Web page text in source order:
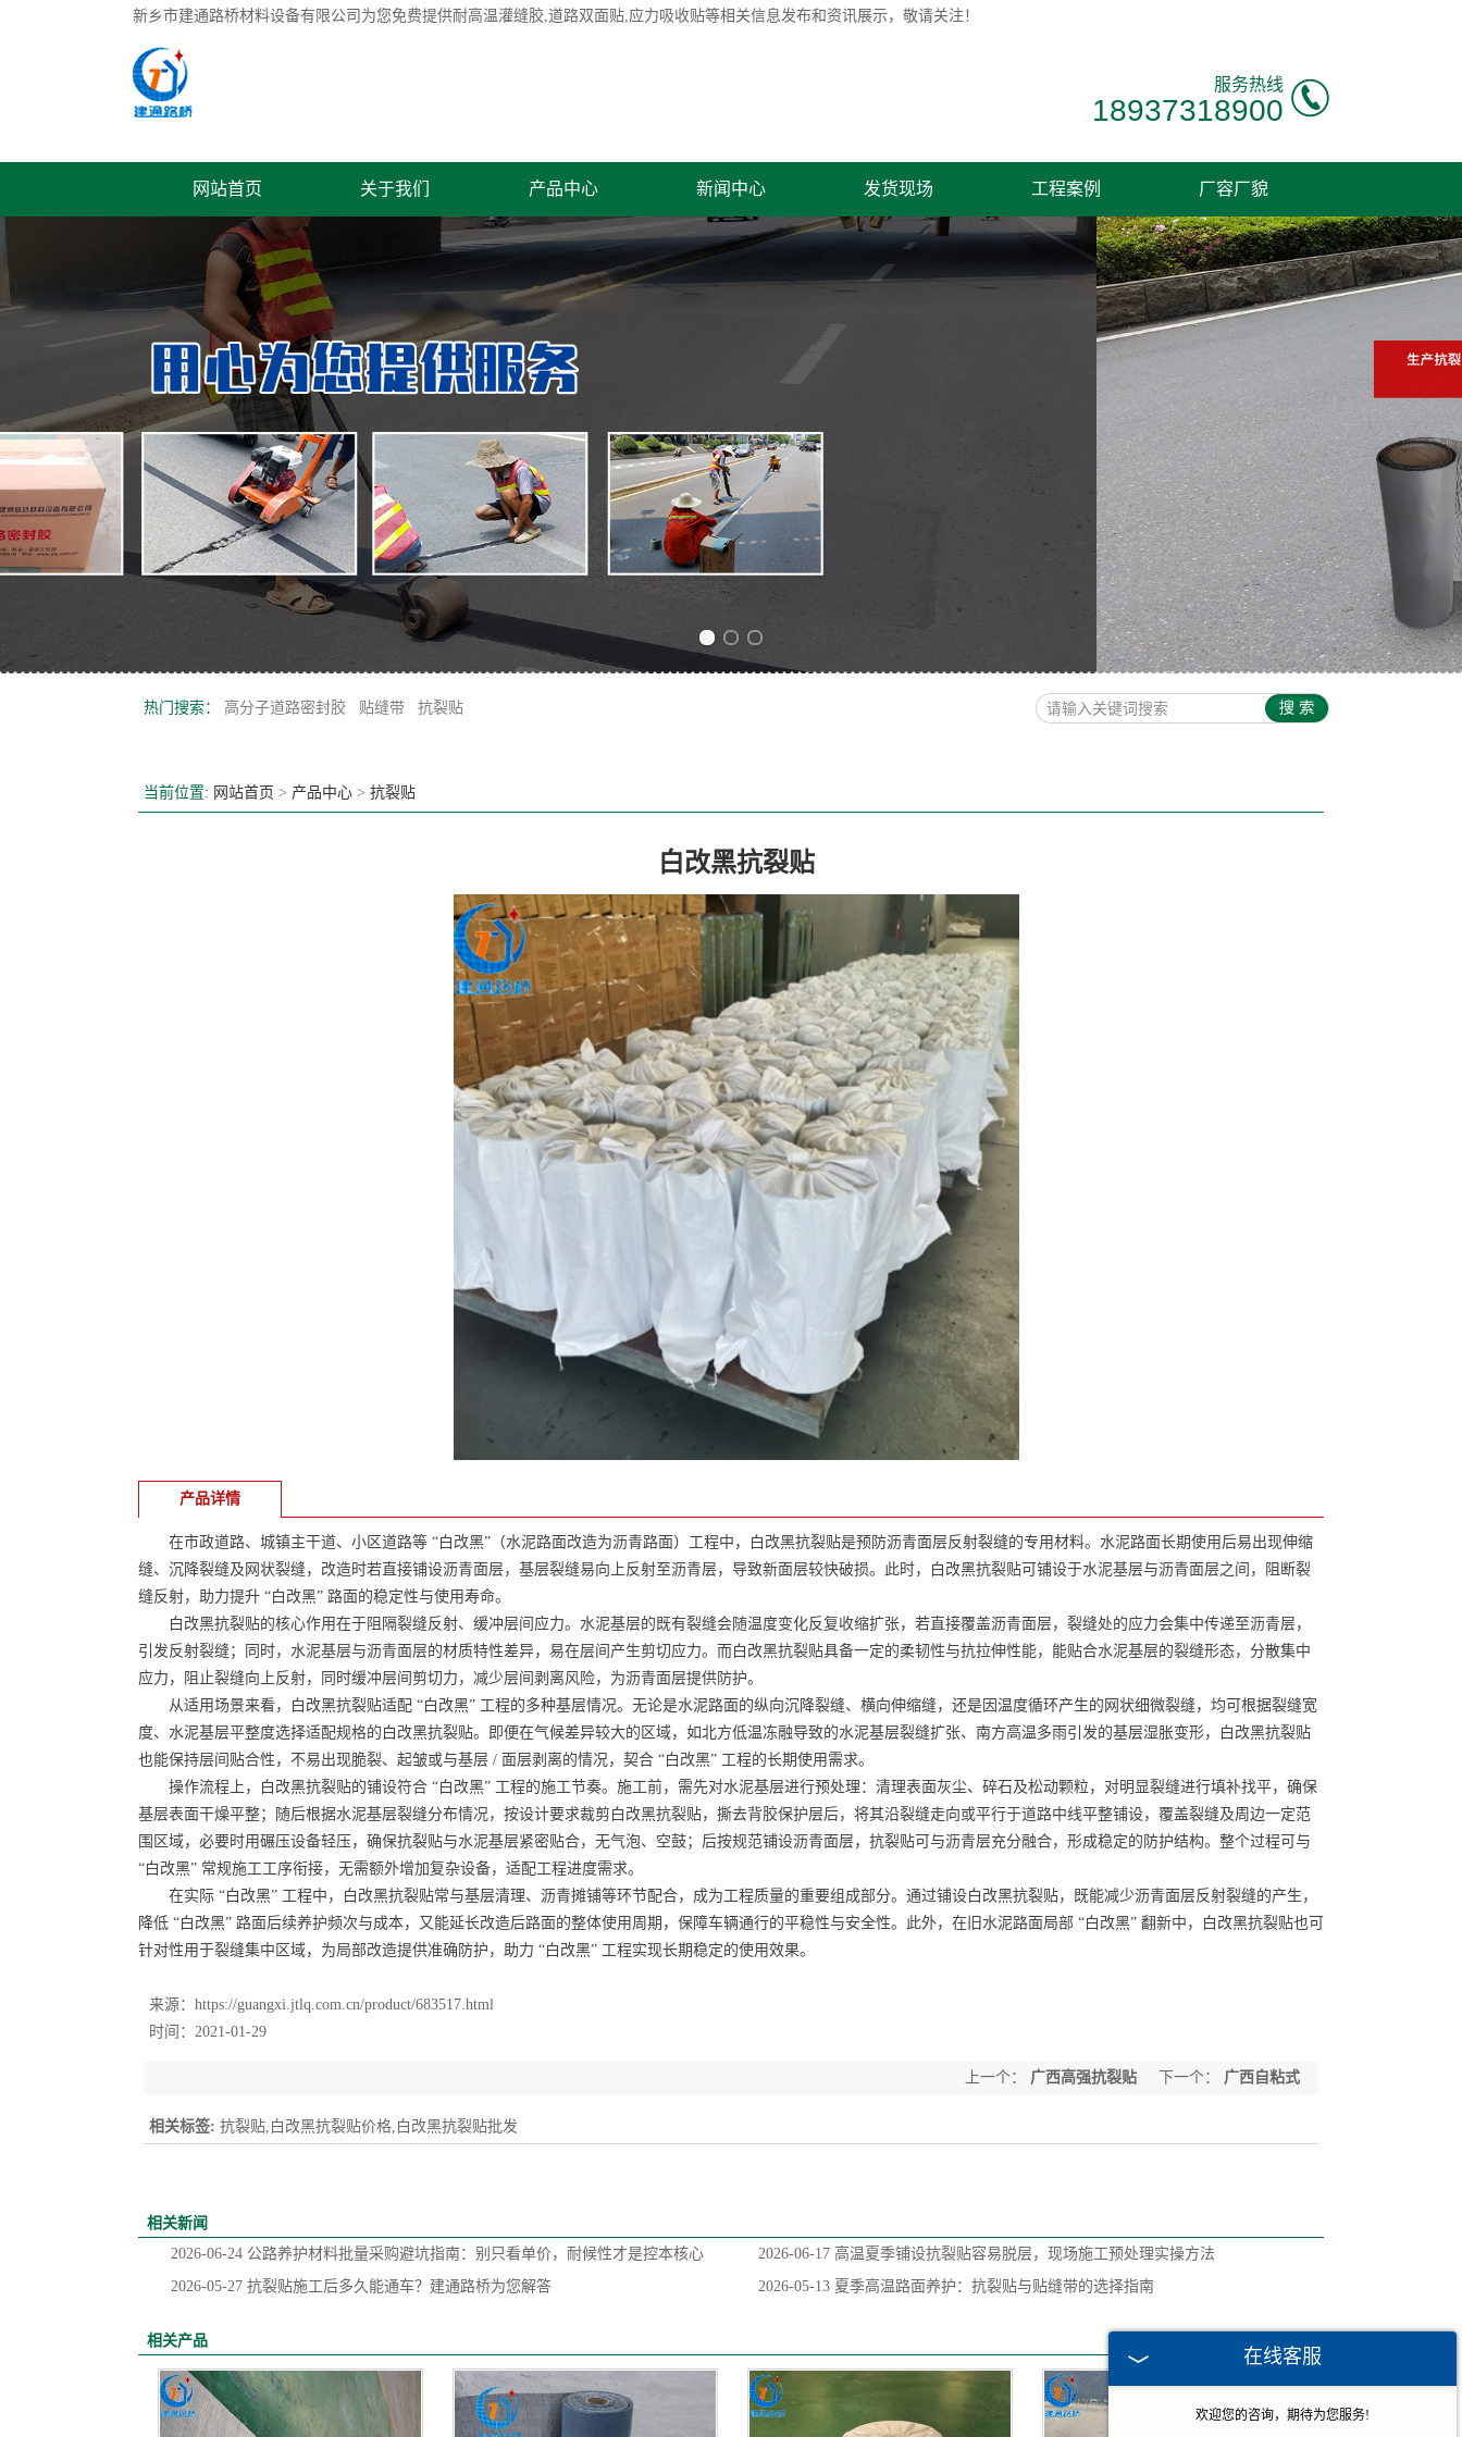
新乡市建通路桥材料设备有限公司为您免费提供耐高温灌缝胶,道路双面贴,应力吸收贴等相关信息发布和资讯展示，敬请关注！
服务热线
18937318900
网站首页 关于我们 产品中心 新闻中心 发货现场 工程案例 厂容厂貌
联系我们
热门搜索： 高分子道路密封胶 贴缝带 抗裂贴
当前位置: 网站首页 > 产品中心 > 抗裂贴
白改黑抗裂贴
产品详情
在市政道路、城镇主干道、小区道路等 “白改黑”（水泥路面改造为沥青路面）工程中，白改黑抗裂贴是预防沥青面层反射裂缝的专用材料。水泥路面长期使用后易出现伸缩
缝、沉降裂缝及网状裂缝，改造时若直接铺设沥青面层，基层裂缝易向上反射至沥青层，导致新面层较快破损。此时，白改黑抗裂贴可铺设于水泥基层与沥青面层之间，阻断裂
缝反射，助力提升 “白改黑” 路面的稳定性与使用寿命。
白改黑抗裂贴的核心作用在于阻隔裂缝反射、缓冲层间应力。水泥基层的既有裂缝会随温度变化反复收缩扩张，若直接覆盖沥青面层，裂缝处的应力会集中传递至沥青层，
引发反射裂缝；同时，水泥基层与沥青面层的材质特性差异，易在层间产生剪切应力。而白改黑抗裂贴具备一定的柔韧性与抗拉伸性能，能贴合水泥基层的裂缝形态，分散集中
应力，阻止裂缝向上反射，同时缓冲层间剪切力，减少层间剥离风险，为沥青面层提供防护。
从适用场景来看，白改黑抗裂贴适配 “白改黑” 工程的多种基层情况。无论是水泥路面的纵向沉降裂缝、横向伸缩缝，还是因温度循环产生的网状细微裂缝，均可根据裂缝宽
度、水泥基层平整度选择适配规格的白改黑抗裂贴。即便在气候差异较大的区域，如北方低温冻融导致的水泥基层裂缝扩张、南方高温多雨引发的基层湿胀变形，白改黑抗裂贴
也能保持层间贴合性，不易出现脆裂、起皱或与基层 / 面层剥离的情况，契合 “白改黑” 工程的长期使用需求。
操作流程上，白改黑抗裂贴的铺设符合 “白改黑” 工程的施工节奏。施工前，需先对水泥基层进行预处理：清理表面灰尘、碎石及松动颗粒，对明显裂缝进行填补找平，确保
基层表面干燥平整；随后根据水泥基层裂缝分布情况，按设计要求裁剪白改黑抗裂贴，撕去背胶保护层后，将其沿裂缝走向或平行于道路中线平整铺设，覆盖裂缝及周边一定范
围区域，必要时用碾压设备轻压，确保抗裂贴与水泥基层紧密贴合，无气泡、空鼓；后按规范铺设沥青面层，抗裂贴可与沥青层充分融合，形成稳定的防护结构。整个过程可与
“白改黑” 常规施工工序衔接，无需额外增加复杂设备，适配工程进度需求。
在实际 “白改黑” 工程中，白改黑抗裂贴常与基层清理、沥青摊铺等环节配合，成为工程质量的重要组成部分。通过铺设白改黑抗裂贴，既能减少沥青面层反射裂缝的产生，
降低 “白改黑” 路面后续养护频次与成本，又能延长改造后路面的整体使用周期，保障车辆通行的平稳性与安全性。此外，在旧水泥路面局部 “白改黑” 翻新中，白改黑抗裂贴也可
针对性用于裂缝集中区域，为局部改造提供准确防护，助力 “白改黑” 工程实现长期稳定的使用效果。
来源： https://guangxi.jtlq.com.cn/product/683517.html
时间：2021-01-29
上一个： 广西高强抗裂贴 下一个：
广西自粘式
相关标签: 抗裂贴,白改黑抗裂贴价格,白改黑抗裂贴批发
相关新闻
2026-06-24 公路养护材料批量采购避坑指南：别只看单价，耐候性才是控本核心 2026-06-17 高温夏季铺设抗裂贴容易脱层，现场施工预处理实操方法
2026-05-27 抗裂贴施工后多久能通车？建通路桥为您解答 2026-05-13 夏季高温路面养护：抗裂贴与贴缝带的选择指南
相关产品
在线客服
欢迎您的咨询，期待为您服务!